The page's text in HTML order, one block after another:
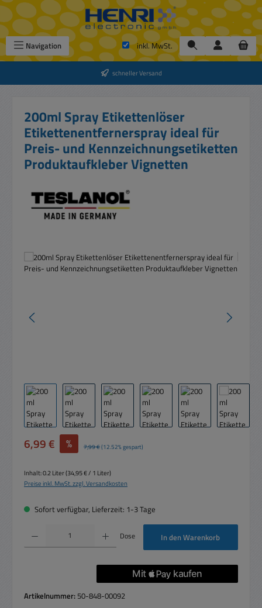
Zum Hauptinhalt springen
Navigation inkl. MwSt.
schneller Versand
200ml Spray Etikettenlöser
Etikettenentfernerspray ideal für
Preis- und Kennzeichnungsetiketten
Produktaufkleber Vignetten
Bildergalerie überspringen
Verkaufspreis:
6,99 € % Regulärer Preis:
7,99 €(12.52% gespart)
Inhalt:0.2 Liter(34,95 € / 1 Liter)
Preise inkl. MwSt. zzgl. Versandkosten
Sofort verfügbar, Lieferzeit: 1-3 Tage
Produkt Anzahl: Gib den gewünschten Wert ein oder benutze die Schaltflächen um
Dose In den Warenkorb
Artikelnummer: 50-848-00092